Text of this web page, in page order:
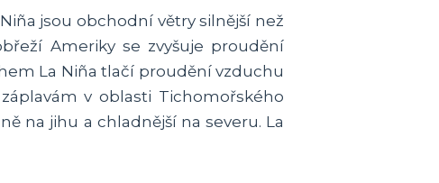
jsou obchodní větry silnější než
Ameriky se zvyšuje proudění
La Niña tlačí proudění vzduchu
v oblasti Tichomořského
na jihu a chladnější na severu. La